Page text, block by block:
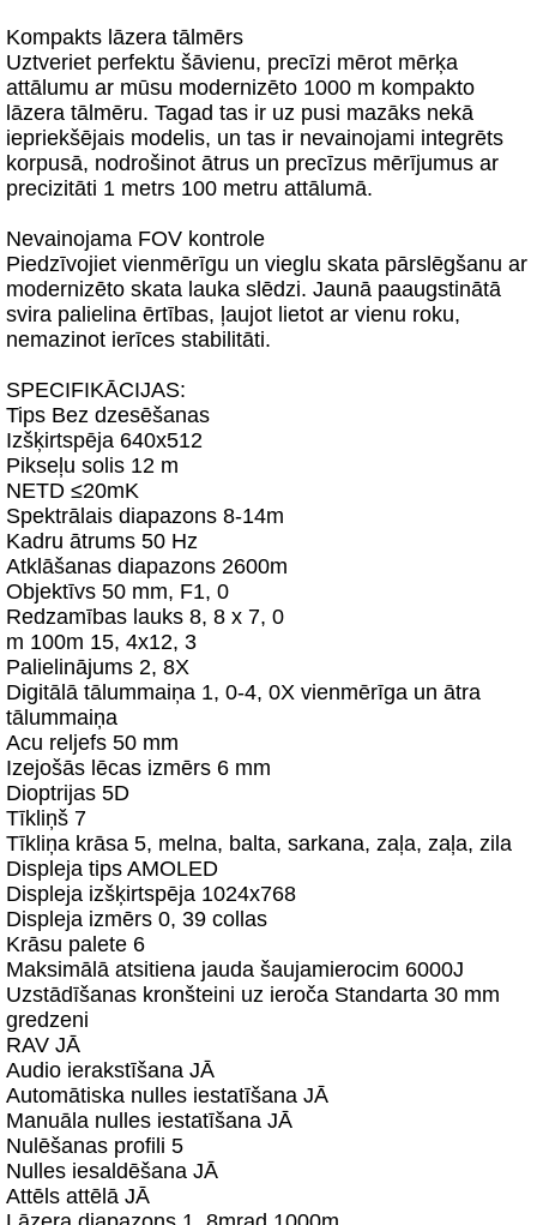
Kompakts lāzera tālmērs
Uztveriet perfektu šāvienu, precīzi mērot mērķa
attālumu ar mūsu modernizēto 1000 m kompakto
lāzera tālmēru. Tagad tas ir uz pusi mazāks nekā
iepriekšējais modelis, un tas ir nevainojami integrēts
korpusā, nodrošinot ātrus un precīzus mērījumus ar
precizitāti 1 metrs 100 metru attālumā.
Nevainojama FOV kontrole
Piedzīvojiet vienmērīgu un vieglu skata pārslēgšanu ar
modernizēto skata lauka slēdzi. Jaunā paaugstinātā
svira palielina ērtības, ļaujot lietot ar vienu roku,
nemazinot ierīces stabilitāti.
SPECIFIKĀCIJAS:
Tips Bez dzesēšanas
Izšķirtspēja 640x512
Pikseļu solis 12 m
NETD ≤20mK
Spektrālais diapazons 8-14m
Kadru ātrums 50 Hz
Atklāšanas diapazons 2600m
Objektīvs 50 mm, F1, 0
Redzamības lauks 8, 8 x 7, 0
m 100m 15, 4x12, 3
Palielinājums 2, 8X
Digitālā tālummaiņa 1, 0-4, 0X vienmērīga un ātra
tālummaiņa
Acu reljefs 50 mm
Izejošās lēcas izmērs 6 mm
Dioptrijas 5D
Tīkliņš 7
Tīkliņa krāsa 5, melna, balta, sarkana, zaļa, zaļa, zila
Displeja tips AMOLED
Displeja izšķirtspēja 1024x768
Displeja izmērs 0, 39 collas
Krāsu palete 6
Maksimālā atsitiena jauda šaujamierocim 6000J
Uzstādīšanas kronšteini uz ieroča Standarta 30 mm
gredzeni
RAV JĀ
Audio ierakstīšana JĀ
Automātiska nulles iestatīšana JĀ
Manuāla nulles iestatīšana JĀ
Nulēšanas profili 5
Nulles iesaldēšana JĀ
Attēls attēlā JĀ